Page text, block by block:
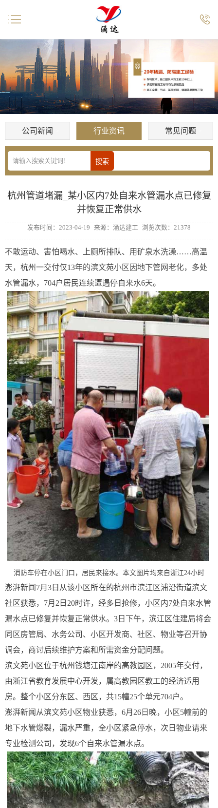
公司新闻 行业资讯 常见问题
杭州管道堵漏_某小区内7处自来水管漏水点已修复
并恢复正常供水
发布时间：2023-04-19 来源：涌达建工 浏览次数：21378
不敢运动、害怕喝水、上厕所排队、用矿泉水洗澡……高温
天，杭州一交付仅13年的滨文苑小区因地下管网老化，多处
水管漏水，704户居民连续遭遇停自来水6天。
消防车停在小区门口，居民来接水。本文图片均来自浙江24小时
澎湃新闻7月3日从该小区所在的杭州市滨江区浦沿街道滨文
社区获悉，7月2日20时许，经多日抢修，小区内7处自来水管
漏水点已修复并恢复正常供水。3日下午，滨江区住建局将会
同区房管局、水务公司、小区开发商、社区、物业等召开协
调会，商讨后续维护方案和所需资金分配问题。
滨文苑小区位于杭州钱塘江南岸的高教园区，2005年交付，
由浙江省教育发展中心开发，属高教园区教工的经济适用
房。整个小区分东区、西区，共15幢25个单元704户。
澎湃新闻从滨文苑小区物业获悉，6月26日晚，小区5幢前的
地下水管爆裂，漏水严重，全小区紧急停水，次日物业请来
专业检测公司，发现6个自来水管漏水点。
 